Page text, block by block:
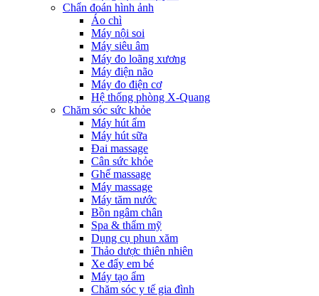
Chẩn đoán hình ảnh
Áo chì
Máy nội soi
Máy siêu âm
Máy đo loãng xương
Máy điện não
Máy đo điện cơ
Hệ thống phòng X-Quang
Chăm sóc sức khỏe
Máy hút ẩm
Máy hút sữa
Đai massage
Cân sức khỏe
Ghế massage
Máy massage
Máy tăm nước
Bồn ngâm chân
Spa & thẩm mỹ
Dụng cụ phun xăm
Thảo dược thiên nhiên
Xe đẩy em bé
Máy tạo ẩm
Chăm sóc y tế gia đình